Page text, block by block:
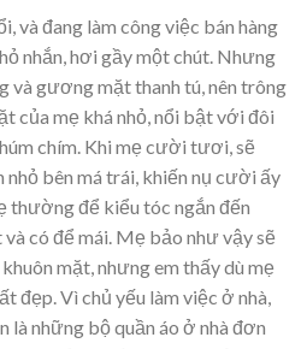
và đang làm công việc bán hàng
nhắn, hơi gầy một chút. Nhưng
và gương mặt thanh tú, nên trông
của mẹ khá nhỏ, nổi bật với đôi
chím. Khi mẹ cười tươi, sẽ
nhỏ bên má trái, khiến nụ cười ấy
thường để kiểu tóc ngắn đến
có để mái. Mẹ bảo như vậy sẽ
mặt, nhưng em thấy dù mẹ
đẹp. Vì chủ yếu làm việc ở nhà,
là những bộ quần áo ở nhà đơn